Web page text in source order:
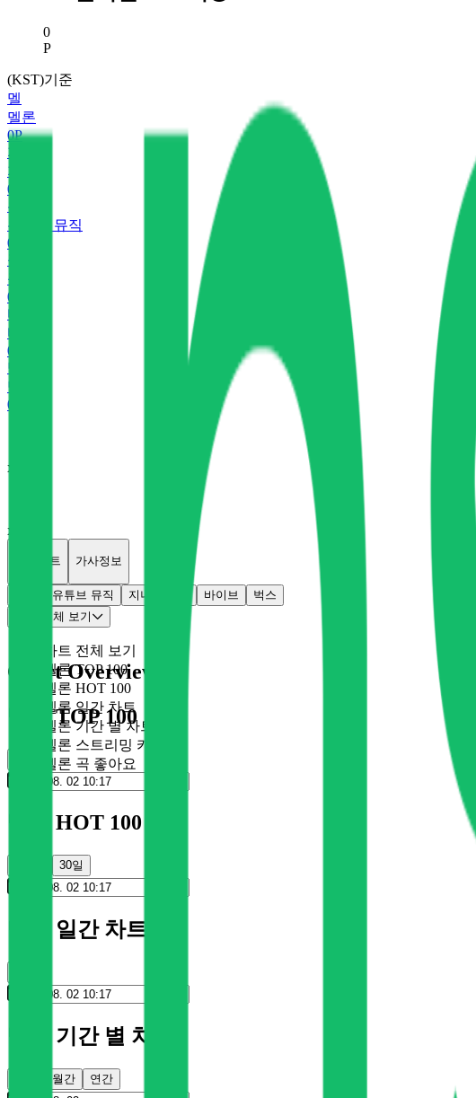
현재 스코어
0
P
(KST)기준
멜
멜론
0P
지
지니
0
유
유튜브 뮤직
0
플
플로
0
바
바이브
0
벅
벅스
0
x
x
개별차트 가사정보
유튜브 뮤직 지니 바이브
벅스
차트 전체 보기
차트 전체 보기
멜론 TOP 100
멜론 HOT 100
멜론 일간 차트
멜론 기간 별 차트
멜론 스트리밍 카드
멜론 곡 좋아요
Chart Overview
멜론 TOP 100
멜론 HOT 100
30일
멜론 일간 차트
멜론 기간 별 차트
월간 연간